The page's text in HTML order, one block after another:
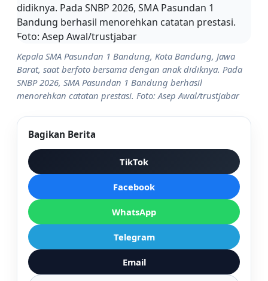
Kepala SMA Pasundan 1 Bandung, Kota Bandung, Jawa
Barat, saat berfoto bersama dengan anak didiknya. Pada
SNBP 2026, SMA Pasundan 1 Bandung berhasil
menorehkan catatan prestasi. Foto: Asep Awal/trustjabar
Bagikan Berita
TikTok
Facebook
WhatsApp
Telegram
Email